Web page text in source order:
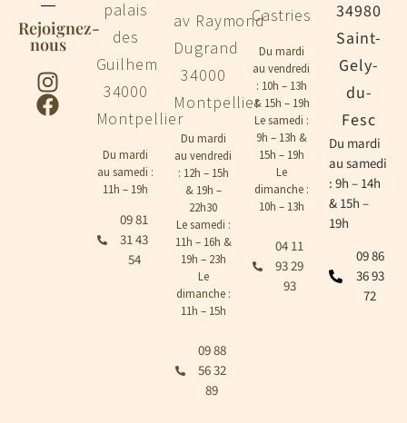
Rejoignez-
nous
palais
des
Guilhem
34000
Montpellier
Du mardi
au samedi :
11h – 19h
09 81
31 43
54
av Raymond
Dugrand
34000
Montpellier
Du mardi
au vendredi
: 12h – 15h
& 19h –
22h30
Le samedi :
11h – 16h &
19h – 23h
Le
dimanche :
11h – 15h
09 88
56 32
89
Castries
Du mardi
au vendredi
: 10h – 13h
& 15h – 19h
Le samedi :
9h – 13h &
15h – 19h
Le
dimanche :
10h – 13h
04 11
93 29
93
34980
Saint-
Gely-
du-
Fesc
Du mardi
au samedi
: 9h – 14h
& 15h –
19h
09 86
36 93
72